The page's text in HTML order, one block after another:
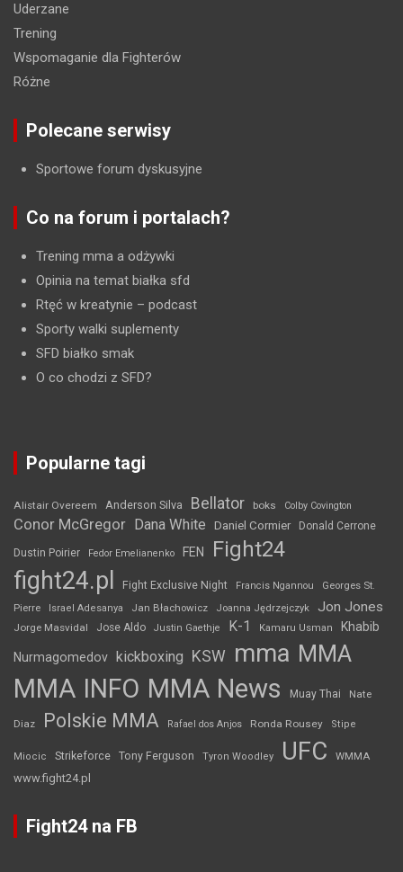
Uderzane
Trening
Wspomaganie dla Fighterów
Różne
Polecane serwisy
Sportowe forum dyskusyjne
Co na forum i portalach?
Trening mma a odżywki
Opinia na temat białka sfd
Rtęć w kreatynie – podcast
Sporty walki suplementy
SFD białko smak
O co chodzi z SFD?
Popularne tagi
Alistair Overeem Anderson Silva Bellator boks Colby Covington
Conor McGregor Dana White Daniel Cormier Donald Cerrone
Dustin Poirier Fedor Emelianenko FEN Fight24
fight24.pl Fight Exclusive Night Francis Ngannou
Georges St.
Pierre
Israel Adesanya Jan Błachowicz Joanna Jędrzejczyk Jon Jones
Jorge Masvidal Jose Aldo Justin Gaethje K-1 Kamaru Usman Khabib
Nurmagomedov kickboxing KSW mma MMA
MMA INFO MMA News Muay Thai Nate
Diaz Polskie MMA Rafael dos Anjos Ronda Rousey Stipe
Miocic Strikeforce Tony Ferguson Tyron Woodley UFC WMMA
www.fight24.pl
Fight24 na FB